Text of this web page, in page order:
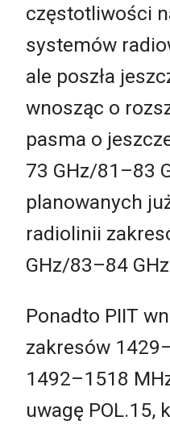
częstotliwości
systemów
ale poszła
wnosząc o
pasma o
73 GHz/81–83
planowanych
radiolinii
GHz/83–84
Ponadto PIIT
zakresów
1492–1518
uwagę POL.15,